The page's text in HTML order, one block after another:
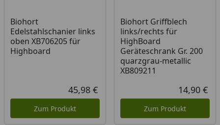
Biohort
Edelstahlschanier links
oben XB706205 für
Highboard
Aktueller Preis
45,98 €
Zum Produkt
Biohort Griffblech
links/rechts für
HighBoard
Geräteschrank Gr. 200
quarzgrau-metallic
XB809211
14,90 €
Zum Produkt